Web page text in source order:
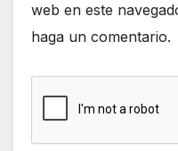
web en este
haga un comentario.